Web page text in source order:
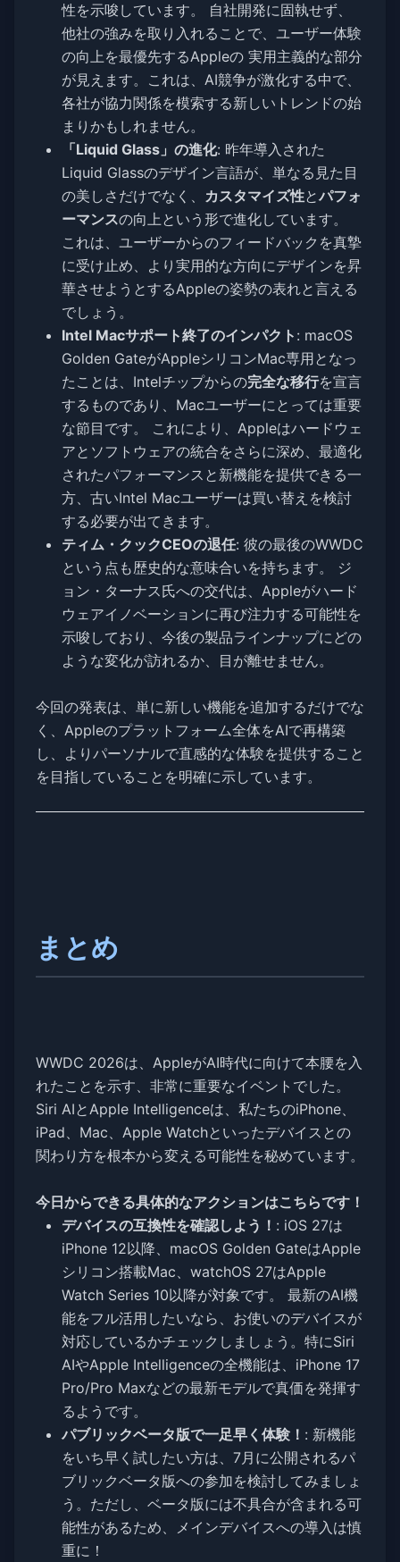
性を示唆しています。 自社開発に固執せず、
他社の強みを取り入れることで、ユーザー体験
の向上を最優先するAppleの 実用主義的な部分
が見えます。これは、AI競争が激化する中で、
各社が協力関係を模索する新しいトレンドの始
まりかもしれません。
「Liquid Glass」の進化: 昨年導入された
Liquid Glassのデザイン言語が、単なる見た目
の美しさだけでなく、 カスタマイズ性とパフォ
ーマンスの向上という形で進化しています。
これは、ユーザーからのフィードバックを真摯
に受け止め、より実用的な方向にデザインを昇
華させようとするAppleの姿勢の表れと言える
でしょう。
Intel Macサポート終了のインパクト : macOS
Golden GateがAppleシリコンMac専用となっ
たことは、Intelチップからの完全な移行を宣言
するものであり、Macユーザーにとっては重要
な節目です。 これにより、Appleはハードウェ
アとソフトウェアの統合をさらに深め、最適化
されたパフォーマンスと新機能を提供できる一
方、古いIntel Macユーザーは買い替えを検討
する必要が出てきます。
ティム・クックCEOの退任: 彼の最後のWWDC
という点も歴史的な意味合いを持ちます。 ジ
ョン・ターナス氏への交代は、Appleがハード
ウェアイノベーションに再び注力する可能性を
示唆しており、今後の製品ラインナップにどの
ような変化が訪れるか、目が離せません。
今回の発表は、単に新しい機能を追加するだけでな
く、Appleのプラットフォーム全体をAIで再構築
し、よりパーソナルで直感的な体験を提供すること
を目指していることを明確に示しています。
まとめ
WWDC 2026は、AppleがAI時代に向けて本腰を入
れたことを示す、非常に重要なイベントでした。
Siri AIとApple Intelligenceは、私たちのiPhone、
iPad、Mac、Apple Watchといったデバイスとの
関わり方を根本から変える可能性を秘めています。
今日からできる具体的なアクションはこちらです！
デバイスの互換性を確認しよう！ : iOS 27は
iPhone 12以降、macOS Golden GateはApple
シリコン搭載Mac、watchOS 27はApple
Watch Series 10以降が対象です。 最新のAI機
能をフル活用したいなら、お使いのデバイスが
対応しているかチェックしましょう。特にSiri
AIやApple Intelligenceの全機能は、iPhone 17
Pro/Pro Maxなどの最新モデルで真価を発揮す
るようです。
パブリックベータ版で一足早く体験！ : 新機能
をいち早く試したい方は、7月に公開されるパ
ブリックベータ版への参加を検討してみましょ
う。ただし、ベータ版には不具合が含まれる可
能性があるため、メインデバイスへの導入は慎
重に！